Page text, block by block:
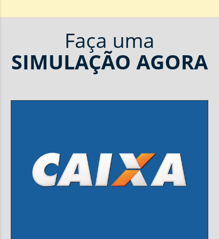
Faça uma
SIMULAÇÃO AGORA